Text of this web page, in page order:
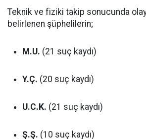
Teknik ve fiziki takip sonucunda
belirlenen şüphelilerin;
M.U. (21 suç kaydı)
Y.Ç. (20 suç kaydı)
U.C.K. (21 suç kaydı)
Ş.Ş. (10 suç kaydı)